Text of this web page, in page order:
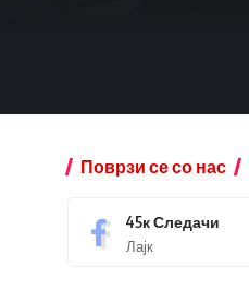
Поврзи се со нас
45кСледачи
Лајк